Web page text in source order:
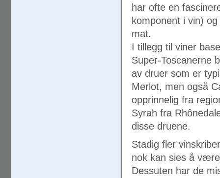
har ofte en
komponent i vin)
mat.
I tillegg til viner
Super-Toscanerne
av druer som er
Merlot, men også
opprinnelig fra
Syrah fra
disse druene.
Stadig fler
nok kan sies å
Dessuten har de